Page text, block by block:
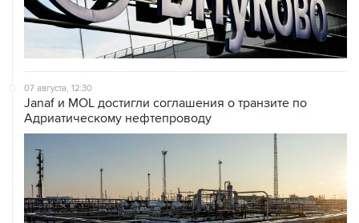
07 августа, 12:30
Janaf и MOL достигли соглашения о транзите по
Адриатическому нефтепроводу